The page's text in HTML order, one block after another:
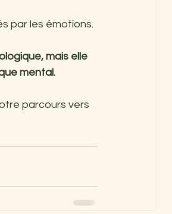
par les émotions.
mais elle
mental.
parcours vers